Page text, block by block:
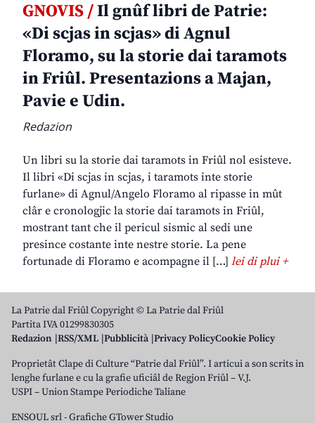
GNOVIS /Il gnûf libri de Patrie:
«Di scjas in scjas» di Agnul
Floramo, su la storie dai taramots
in Friûl. Presentazions a Majan,
Pavie e Udin.
Redazion
Un libri su la storie dai taramots in Friûl nol esisteve.
Il libri «Di scjas in scjas, i taramots inte storie
furlane» di Agnul/Angelo Floramo al ripasse in mût
clâr e cronologjic la storie dai taramots in Friûl,
mostrant tant che il pericul sismic al sedi une
presince costante inte nestre storie. La pene
fortunade di Floramo e acompagne il […] lei di plui +
La Patrie dal Friûl Copyright © La Patrie dal Friûl
Partita IVA 01299830305
Redazion RSS/XML Pubblicità Privacy PolicyCookie Policy
Proprietât Clape di Culture “Patrie dal Friûl”. I articui a son scrits in
lenghe furlane e cu la grafie uficiâl de Regjon Friûl – V.J.
USPI – Union Stampe Periodiche Taliane
ENSOUL srl-Grafiche GTower Studio